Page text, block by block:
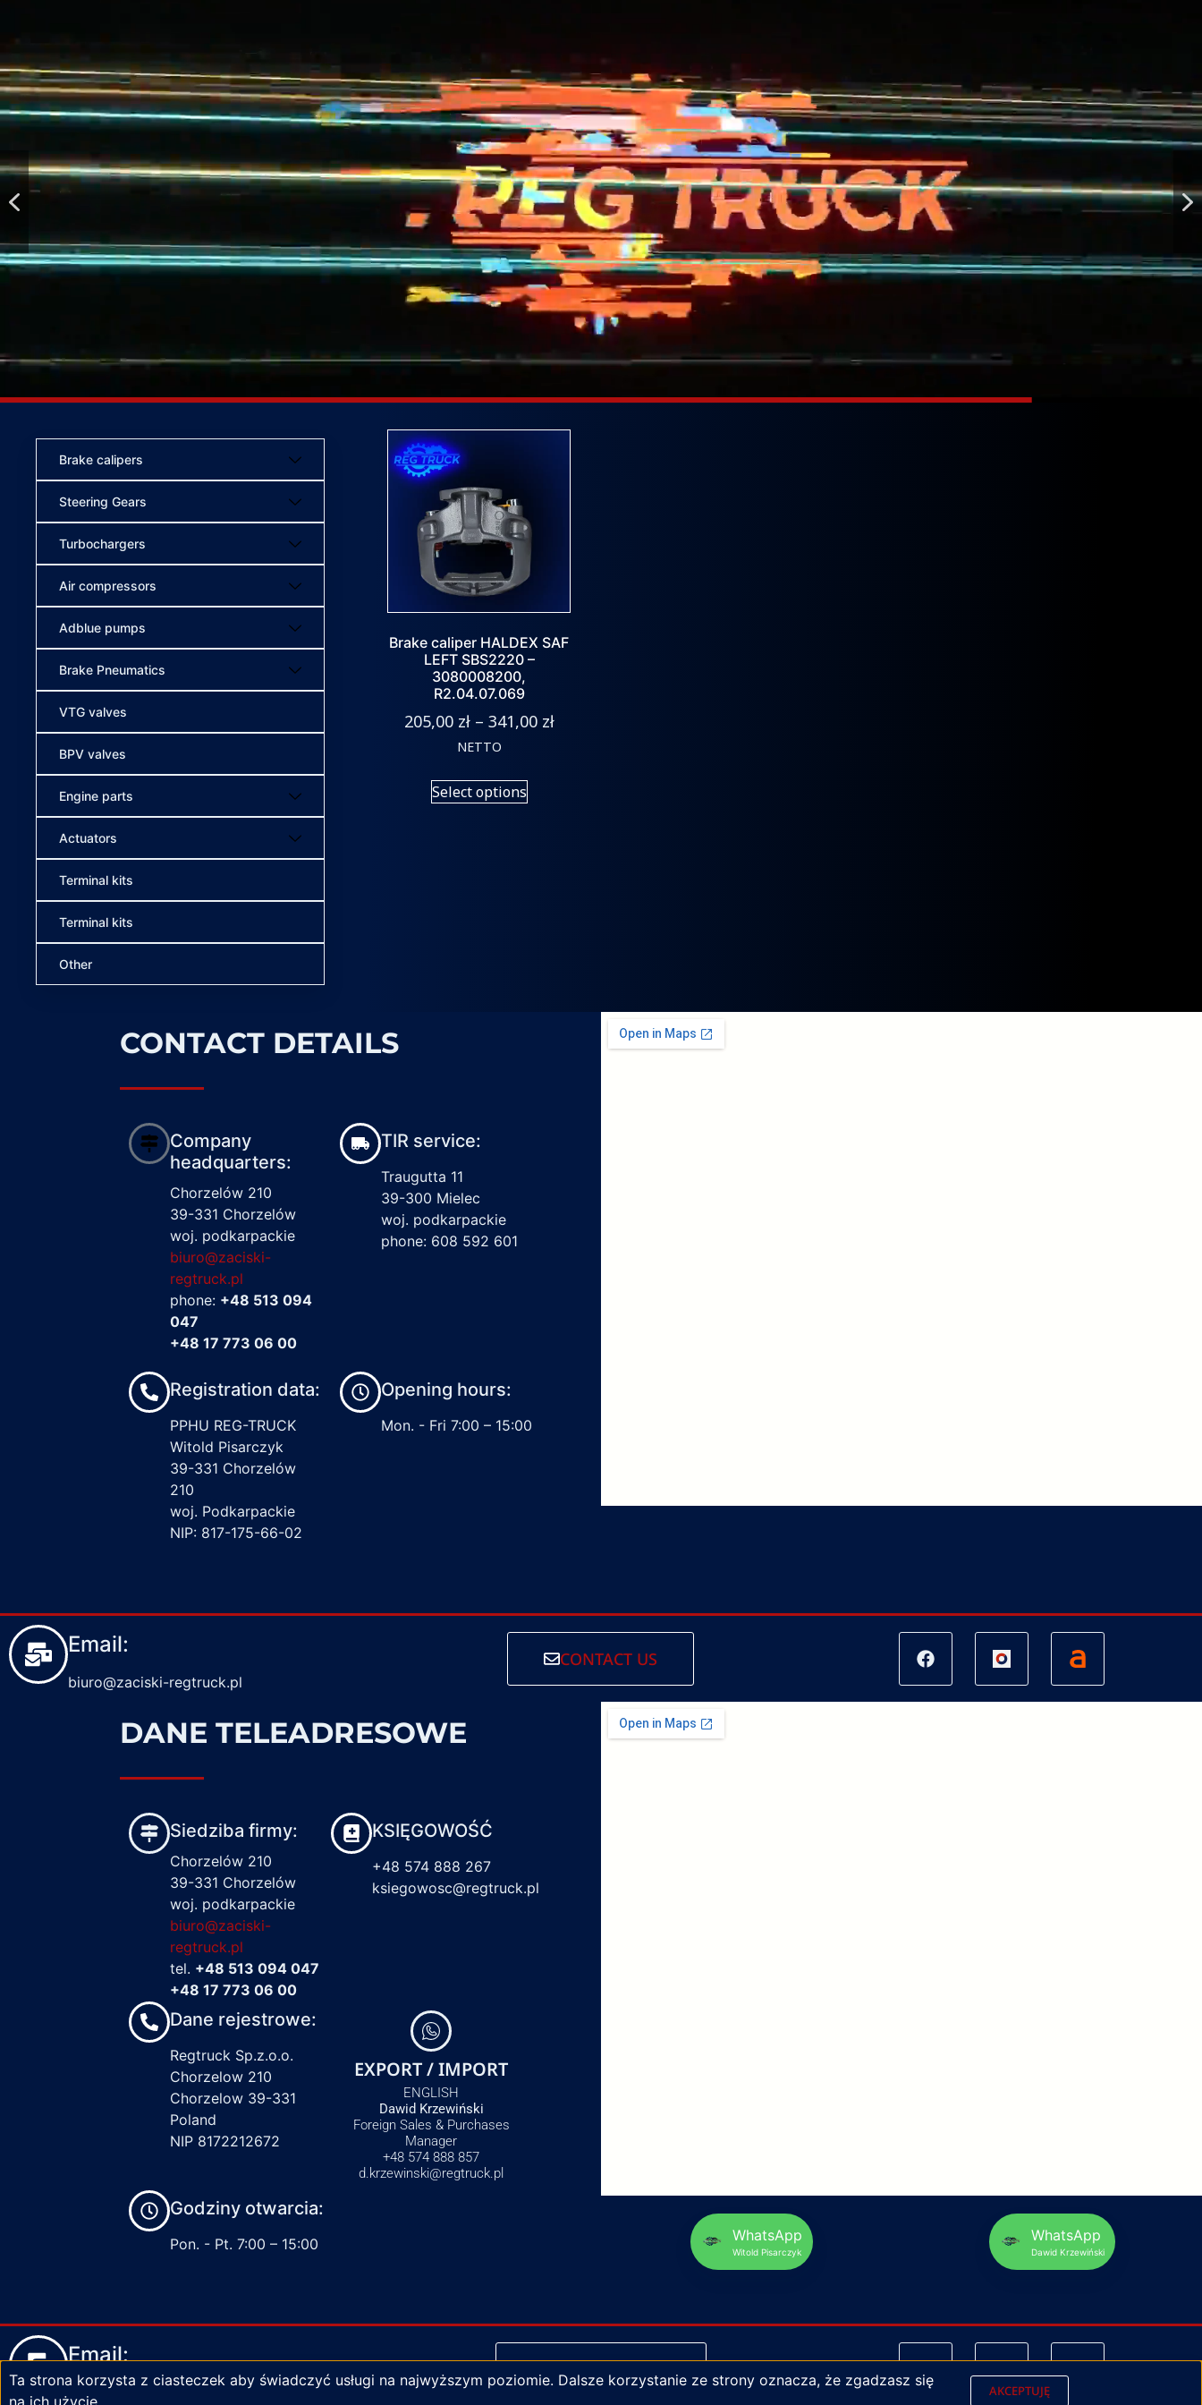
Brake calipers
Steering Gears
Turbochargers
Air compressors
Adblue pumps
Brake Pneumatics
VTG valves
BPV valves
Engine parts
Actuators
Terminal kits
Terminal kits
Other
Brake caliper HALDEX SAF
LEFT SBS2220 –
3080008200,
R2.04.07.069
205,00 zł – 341,00 zł
NETTO
Select options
CONTACT DETAILS
Company
headquarters:
Chorzelów 210
39-331 Chorzelów
woj. podkarpackie
biuro@zaciski-
regtruck.pl
phone: +48 513 094
047
+48 17 773 06 00
TIR service:
Traugutta 11
39-300 Mielec
woj. podkarpackie
phone: 608 592 601
Registration data:
PPHU REG-TRUCK
Witold Pisarczyk
39-331 Chorzelów
210
woj. Podkarpackie
NIP: 817-175-66-02
Opening hours:
Mon. - Fri 7:00 – 15:00
Email:
biuro@zaciski-regtruck.pl
CONTACT US
DANE TELEADRESOWE
Siedziba firmy:
Chorzelów 210
39-331 Chorzelów
woj. podkarpackie
biuro@zaciski-
regtruck.pl
tel. +48 513 094 047
+48 17 773 06 00
KSIĘGOWOŚĆ
+48 574 888 267
ksiegowosc@regtruck.pl
Dane rejestrowe:
Regtruck Sp.z.o.o.
Chorzelow 210
Chorzelow 39-331
Poland
NIP 8172212672
EXPORT / IMPORT
ENGLISH
Dawid Krzewiński
Foreign Sales & Purchases
Manager
+48 574 888 857
d.krzewinski@regtruck.pl
Godziny otwarcia:
Pon. - Pt. 7:00 – 15:00
WhatsApp
Witold Pisarczyk
WhatsApp
Dawid Krzewiński
Email:
biuro@zaciski-regtruck.pl
NAPISZ DO NAS
Ta strona korzysta z ciasteczek aby świadczyć usługi na najwyższym poziomie. Dalsze korzystanie ze strony oznacza, że zgadzasz się
na ich użycie
AKCEPTUJĘ